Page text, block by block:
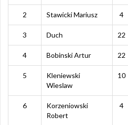
2 Stawicki Mariusz 4
3 Duch 22
4 Bobinski Artur 22
5
Kleniewski
Wieslaw
10
6
Korzeniowski
Robert
4